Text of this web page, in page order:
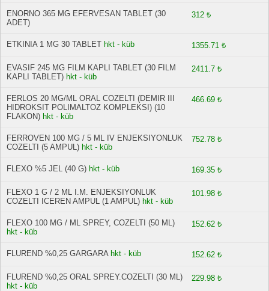
ENORNO 365 MG EFERVESAN TABLET (30
ADET)
312 ₺
ETKINIA 1 MG 30 TABLET hkt - küb 1355.71 ₺
EVASIF 245 MG FILM KAPLI TABLET (30 FILM
KAPLI TABLET) hkt - küb
2411.7 ₺
FERLOS 20 MG/ML ORAL COZELTI (DEMIR III
HIDROKSIT POLIMALTOZ KOMPLEKSI) (10
FLAKON) hkt - küb
466.69 ₺
FERROVEN 100 MG / 5 ML IV ENJEKSIYONLUK
COZELTI (5 AMPUL) hkt - küb
752.78 ₺
FLEXO %5 JEL (40 G) hkt - küb 169.35 ₺
FLEXO 1 G / 2 ML I.M. ENJEKSIYONLUK
COZELTI ICEREN AMPUL (1 AMPUL) hkt - küb
101.98 ₺
FLEXO 100 MG / ML SPREY, COZELTI (50 ML)
hkt - küb
152.62 ₺
FLUREND %0,25 GARGARA hkt - küb 152.62 ₺
FLUREND %0,25 ORAL SPREY.COZELTI (30 ML)
hkt - küb
229.98 ₺